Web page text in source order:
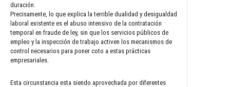
duración.
Precisamente, lo que explica la terrible dualidad y desigualdad
laboral existente es el abuso intensivo de la contratación
temporal en fraude de ley, sin que los servicios públicos de
empleo y la inspección de trabajo activen los mecanismos de
control necesarios para poner coto a estas prácticas
empresariales.
Esta circunstancia esta siendo aprovechada por diferentes